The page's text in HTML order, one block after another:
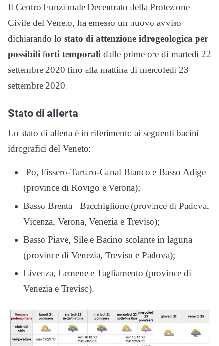
Il Centro Funzionale Decentrato della Protezione
Civile del Veneto, ha emesso un nuovo avviso
dichiarando lo stato di attenzione idrogeologica per
possibili forti temporali dalle prime ore di martedì 22
settembre 2020 fino alla mattina di mercoledì 23
settembre 2020.
Stato di allerta
Lo stato di allerta è in riferimento ai seguenti bacini
idrografici del Veneto:
Po, Fissero-Tartaro-Canal Bianco e Basso Adige
(province di Rovigo e Verona);
Basso Brenta –Bacchiglione (province di Padova,
Vicenza, Verona, Venezia e Treviso);
Basso Piave, Sile e Bacino scolante in laguna
(province di Venezia, Treviso e Padova);
Livenza, Lemene e Tagliamento (province di
Venezia e Treviso).